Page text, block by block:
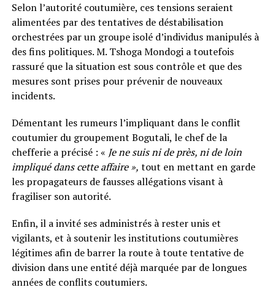
Selon l’autorité coutumière, ces tensions seraient
alimentées par des tentatives de déstabilisation
orchestrées par un groupe isolé d’individus manipulés à
des fins politiques. M. Tshoga Mondogi a toutefois
rassuré que la situation est sous contrôle et que des
mesures sont prises pour prévenir de nouveaux
incidents.
Démentant les rumeurs l’impliquant dans le conflit
coutumier du groupement Bogutali, le chef de la
chefferie a précisé : « Je ne suis ni de près, ni de loin
impliqué dans cette affaire », tout en mettant en garde
les propagateurs de fausses allégations visant à
fragiliser son autorité.
Enfin, il a invité ses administrés à rester unis et
vigilants, et à soutenir les institutions coutumières
légitimes afin de barrer la route à toute tentative de
division dans une entité déjà marquée par de longues
années de conflits coutumiers.